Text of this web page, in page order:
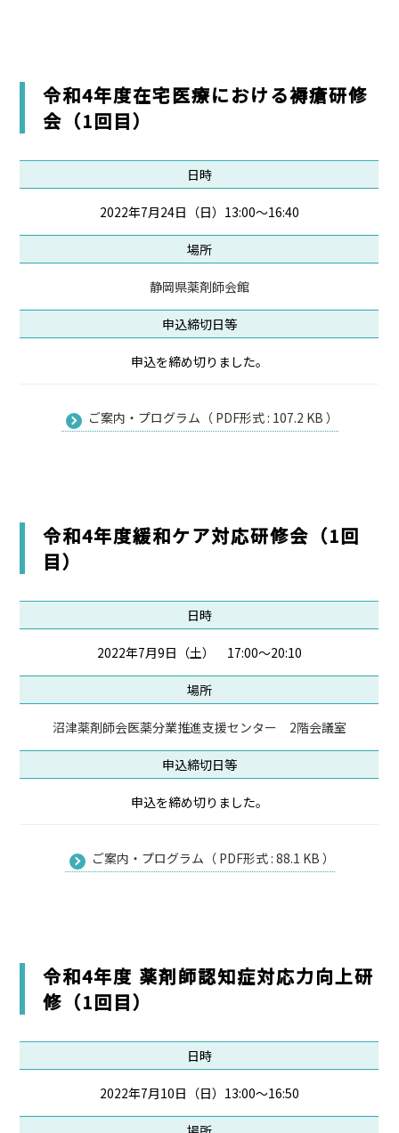
令和4年度在宅医療における褥瘡研修
会（1回目）
日時
2022年7月24日（日）13:00～16:40
場所
静岡県薬剤師会館
申込締切日等
申込を締め切りました。
ご案内・プログラム（ PDF形式 : 107.2 KB ）
令和4年度緩和ケア対応研修会（1回
目）
日時
2022年7月9日（土） 17:00～20:10
場所
沼津薬剤師会医薬分業推進支援センター 2階会議室
申込締切日等
申込を締め切りました。
ご案内・プログラム（ PDF形式 : 88.1 KB ）
令和4年度 薬剤師認知症対応力向上研
修（1回目）
日時
2022年7月10日（日）13:00～16:50